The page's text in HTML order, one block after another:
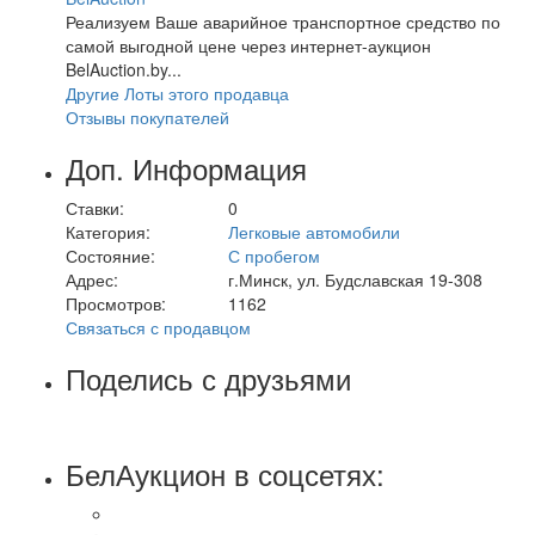
Реализуем Ваше аварийное транспортное средство по
самой выгодной цене через интернет-аукцион
BelAuction.by...
Другие Лоты этого продавца
Отзывы покупателей
Доп. Информация
Ставки:
0
Категория:
Легковые автомобили
Состояние:
С пробегом
Адрес:
г.Минск, ул. Будславская 19-308
Просмотров:
1162
Связаться с продавцом
Поделись с друзьями
БелАукцион в соцсетях: